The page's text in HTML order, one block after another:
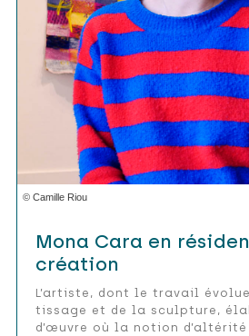
© Camille Riou
Mona Cara en
création
L’artiste, dont le travail
tissage et de la sculpture,
d’œuvre où la notion